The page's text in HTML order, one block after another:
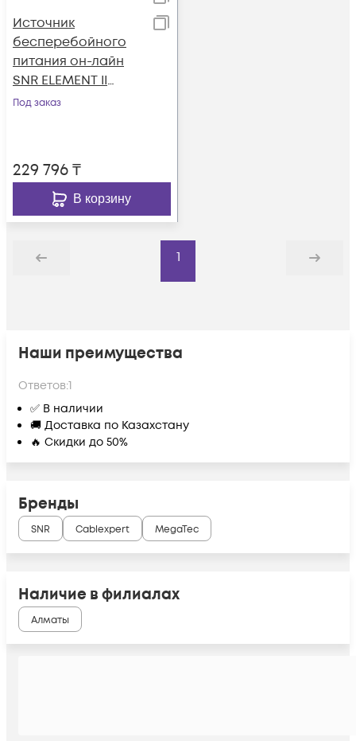
Источник
бесперебойного
питания он-лайн
SNR ELEMENT II
1500ВА/1500Вт (PF-
Под заказ
229 796₸
В корзину
Назад
1
Дальше
Наши преимущества
Ответов:1
✅ В наличии
🚚 Доставка по Казахстану
🔥 Скидки до 50%
Бренды
SNR Cablexpert MegaTec
Наличие в филиалах
Алматы